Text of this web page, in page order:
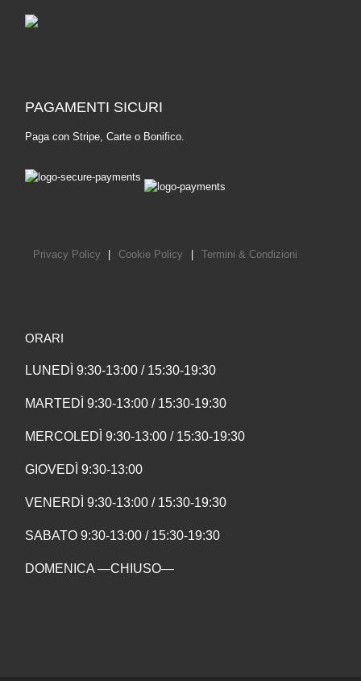
PAGAMENTI SICURI
Paga con Stripe, Carte o Bonifico.
Privacy Policy Cookie Policy Termini & Condizioni
ORARI
LUNEDÌ 9:30-13:00 / 15:30-19:30
MARTEDÌ 9:30-13:00 / 15:30-19:30
MERCOLEDÌ 9:30-13:00 / 15:30-19:30
GIOVEDÌ 9:30-13:00
VENERDÌ 9:30-13:00 / 15:30-19:30
SABATO 9:30-13:00 / 15:30-19:30
DOMENICA —CHIUSO—